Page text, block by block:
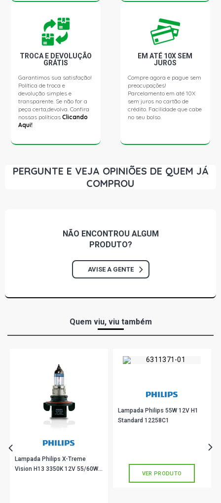
TROCA E DEVOLUÇÃO
GRÁTIS
Garantimos sua satisfação!
Política de troca e
devolução simples e
transparente. Se não for a
peça certa,devolva. Confira
nossas políticasClicando
Aqui!
EM ATÉ 10X SEM
JUROS
Compre agora e pague sem
preocupações!
Parcelamento em até 10X
sem juros no cartão de
crédito. Facilidade que cabe
no seu bolso.
PERGUNTE E VEJA OPINIÕES DE QUEM JÁ
COMPROU
NÃO ENCONTROU ALGUM
PRODUTO?
AVISE A GENTE
Quem viu, viu também
Lampada Philips X-Treme
Vision H13 3350K 12V 55/60W
Lampada Philips 55W 12V H1
Standard 12258C1
VER PRODUTO